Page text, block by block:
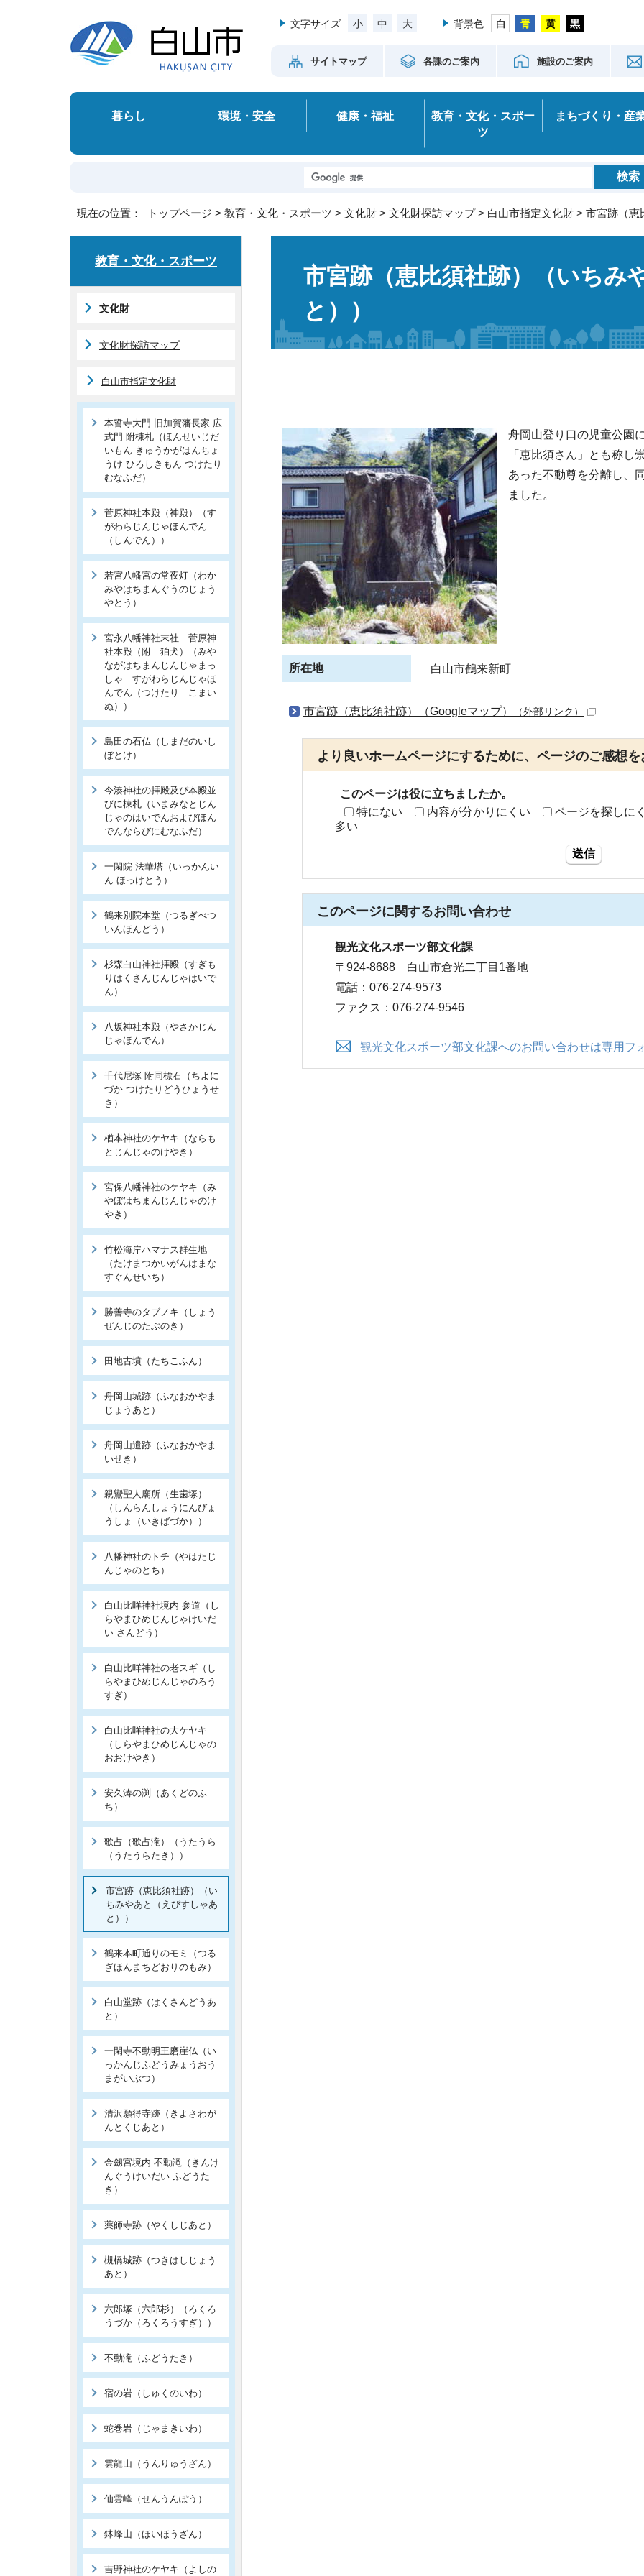
文字サイズ 小 中 大 背景色
サイトマップ 各課のご案内 施設のご案内
暮らし 環境・安全 健康・福祉
教育・文化・スポー
ツ
まちづくり・産
現在の位置： トップページ > 教育・文化・スポーツ > 文化財 > 文化財探訪マップ> 白山市指定文化財 > 市宮跡（恵
市宮跡（恵比須社跡）（いちみ
と））
舟岡山登り口の児童公園
「恵比須さん」とも称し
あった不動尊を分離し、
ました。
所在地 白山市鶴来新町
市宮跡（恵比須社跡）（Googleマップ） （外部リンク）
より良いホームページにするために、ページのご感想を
このページは役に立ちましたか。
特にない
内容が分かりにくい ページを探しに
多い
送信
このページに関するお問い合わせ
観光文化スポーツ部文化課
〒924-8688 白山市倉光二丁目1番地
電話：076-274-9573
ファクス：076-274-9546
観光文化スポーツ部文化課へのお問い合わせは専用フ
教育・文化・スポーツ
文化財
文化財探訪マップ
白山市指定文化財
本誓寺大門 旧加賀藩長家 広
式門 附棟札（ほんせいじだ
いもん きゅうかがはんちょ
うけ ひろしきもん つけたり
むなふだ）
菅原神社本殿（神殿）（す
がわらじんじゃほんでん
（しんでん））
若宮八幡宮の常夜灯（わか
みやはちまんぐうのじょう
やとう）
宮永八幡神社末社 菅原神
社本殿（附 狛犬）（みや
ながはちまんじんじゃまっ
しゃ すがわらじんじゃほ
んでん（つけたり こまい
ぬ））
島田の石仏（しまだのいし
ぼとけ）
今湊神社の拝殿及び本殿並
びに棟札（いまみなとじん
じゃのはいでんおよびほん
でんならびにむなふだ）
一閑院 法華塔（いっかんい
ん ほっけとう）
鶴来別院本堂（つるぎべつ
いんほんどう）
杉森白山神社拝殿（すぎも
りはくさんじんじゃはいで
ん）
八坂神社本殿（やさかじん
じゃほんでん）
千代尼塚 附同標石（ちよに
づか つけたりどうひょうせ
き）
楢本神社のケヤキ（ならも
とじんじゃのけやき）
宮保八幡神社のケヤキ（み
やぼはちまんじんじゃのけ
やき）
竹松海岸ハマナス群生地
（たけまつかいがんはまな
すぐんせいち）
勝善寺のタブノキ（しょう
ぜんじのたぶのき）
田地古墳（たちこふん）
舟岡山城跡（ふなおかやま
じょうあと）
舟岡山遺跡（ふなおかやま
いせき）
親鸞聖人廟所（生歯塚）
（しんらんしょうにんびょ
うしょ（いきばづか））
八幡神社のトチ（やはたじ
んじゃのとち）
白山比咩神社境内 参道（し
らやまひめじんじゃけいだ
い さんどう）
白山比咩神社の老スギ（し
らやまひめじんじゃのろう
すぎ）
白山比咩神社の大ケヤキ
（しらやまひめじんじゃの
おおけやき）
安久涛の渕（あくどのふ
ち）
歌占（歌占滝）（うたうら
（うたうらたき））
市宮跡（恵比須社跡）（い
ちみやあと（えびすしゃあ
と））
鶴来本町通りのモミ（つる
ぎほんまちどおりのもみ）
白山堂跡（はくさんどうあ
と）
一閑寺不動明王磨崖仏（い
っかんじふどうみょうおう
まがいぶつ）
清沢願得寺跡（きよさわが
んとくじあと）
金劔宮境内 不動滝（きんけ
んぐうけいだい ふどうた
き）
薬師寺跡（やくしじあと）
槻橋城跡（つきはしじょう
あと）
六郎塚（六郎杉）（ろくろ
うづか（ろくろうすぎ））
不動滝（ふどうたき）
宿の岩（しゅくのいわ）
蛇巻岩（じゃまきいわ）
雲龍山（うんりゅうざん）
仙雲峰（せんうんぽう）
鉢峰山（ほいほうざん）
吉野神社のケヤキ（よしの